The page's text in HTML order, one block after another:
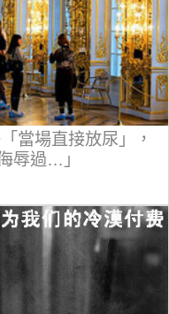
當場直接放尿」，
辱過…」